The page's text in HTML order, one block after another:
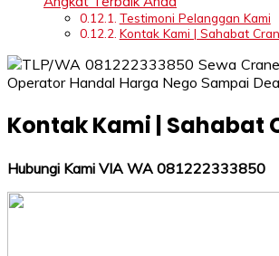
Testimoni Pelanggan Kami
Kontak Kami | Sahabat
Kontak Kami | Sahabat
Hubungi Kami VIA WA 081222333850